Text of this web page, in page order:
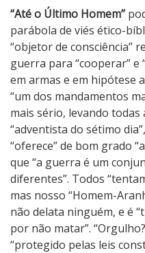
“Até o Último Homem”
parábola de viés ético-
“objetor de consciência”
guerra para “cooperar” e
em armas e em hipótese
“um dos mandamentos
mais sério, levando todas
“adventista do sétimo
“oferece” de bom grado
que “a guerra é um
diferentes”. Todos
mas nosso “Homem-
não delata ninguém, e é
por não matar”.
“protegido pelas leis